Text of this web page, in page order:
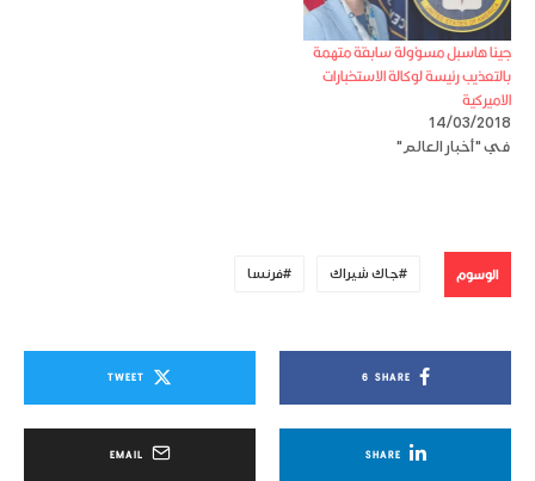
جينا هاسبل مسؤولة سابقة متهمة
بالتعذيب رئيسة لوكالة الاستخبارات
الاميركية
14/03/2018
في "أخبار العالم"
الوسوم جاك شيراك فرنسا
SHARE
6
TWEET
SHARE
EMAIL